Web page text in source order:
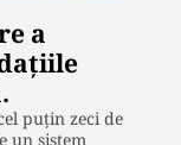
a
puţin zeci de
un sistem